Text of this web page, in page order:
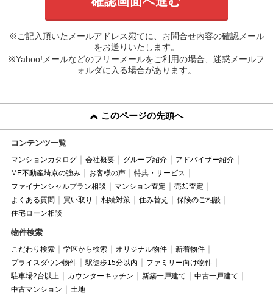
※ご記入頂いたメールアドレス宛てに、お問合せ内容の確認メール
をお送りいたします。
※Yahoo!メールなどのフリーメールをご利用の場合、迷惑メールフ
ォルダに入る場合があります。
このページの先頭へ
コンテンツ一覧
マンションカタログ 会社概要 グループ紹介
アドバイザー紹介
ME不動産埼京の強み
お客様の声
特典・サービス
ファイナンシャルプラン相談
マンション査定
売却査定
よくある質問
買い取り 相続対策 住み替え
保険のご相談
住宅ローン相談
物件検索
こだわり検索 学区から検索 オリジナル物件
新着物件
プライスダウン物件
駅徒歩15分以内
ファミリー向け物件
駐車場2台以上
カウンターキッチン 新築一戸建て
中古一戸建て
中古マンション
土地